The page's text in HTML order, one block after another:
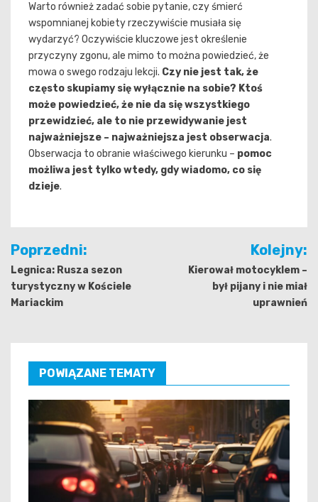
Warto również zadać sobie pytanie, czy śmierć
wspomnianej kobiety rzeczywiście musiała się
wydarzyć? Oczywiście kluczowe jest określenie
przyczyny zgonu, ale mimo to można powiedzieć, że
mowa o swego rodzaju lekcji. Czy nie jest tak, że
często skupiamy się wyłącznie na sobie? Ktoś
może powiedzieć, że nie da się wszystkiego
przewidzieć, ale to nie przewidywanie jest
najważniejsze – najważniejsza jest obserwacja.
Obserwacja to obranie właściwego kierunku – pomoc
możliwa jest tylko wtedy, gdy wiadomo, co się
dzieje.
Nawigacja
wpisu
Poprzedni:
Legnica: Rusza sezon
turystyczny w Kościele
Mariackim
Kolejny:
Kierował motocyklem –
był pijany i nie miał
uprawnień
POWIĄZANE TEMATY